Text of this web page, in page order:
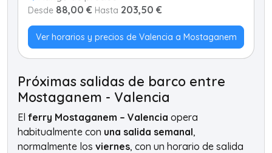
Desde 88,00 € Hasta 203,50 €
Ver horarios y precios de Valencia a Mostaganem
Próximas salidas de barco entre
Mostaganem - Valencia
El ferry Mostaganem – Valencia opera
habitualmente con una salida semanal,
normalmente los viernes, con un horario de salida